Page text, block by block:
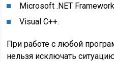
Microsoft .NET
Visual C++.
При работе с любой
нельзя исключать